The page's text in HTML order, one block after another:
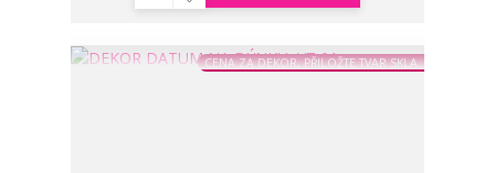
CENA ZA DEKOR, PŘILOŽTE TVAR SKLA